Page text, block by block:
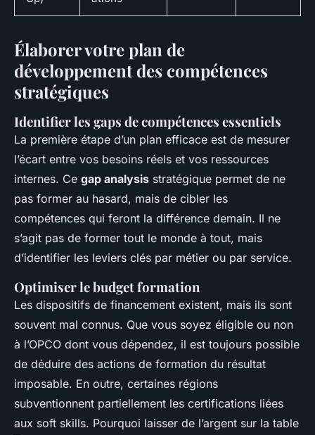
Élaborer votre plan de
développement des compétences
stratégiques
Identifier les gaps de compétences essentiels
La première étape d’un plan efficace est de mesurer
l’écart entre vos besoins réels et vos ressources
internes. Ce gap analysis stratégique permet de ne
pas former au hasard, mais de cibler les
compétences qui feront la différence demain. Il ne
s’agit pas de former tout le monde à tout, mais
d’identifier les leviers clés par métier ou par service.
Optimiser le budget formation
Les dispositifs de financement existent, mais ils sont
souvent mal connus. Que vous soyez éligible ou non
à l’OPCO dont vous dépendez, il est toujours possible
de déduire des actions de formation du résultat
imposable. En outre, certaines régions
subventionnent partiellement les certifications liées
aux soft skills. Pourquoi laisser de l’argent sur la table